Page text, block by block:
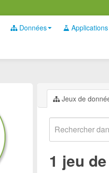
Données Applications
Jeux de
1 jeu